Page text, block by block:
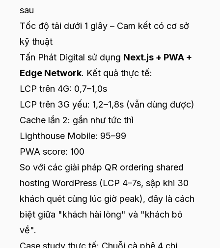
sau
Tốc độ tải dưới 1 giây – Cam kết có cơ sở
kỹ thuật
Tấn Phát Digital sử dụng Next.js + PWA +
Edge Network. Kết quả thực tế:
LCP trên 4G: 0,7–1,0s
LCP trên 3G yếu: 1,2–1,8s (vẫn dùng được)
Cache lần 2: gần như tức thì
Lighthouse Mobile: 95–99
PWA score: 100
So với các giải pháp QR ordering shared
hosting WordPress (LCP 4–7s, sập khi 30
khách quét cùng lúc giờ peak), đây là cách
biệt giữa "khách hài lòng" và "khách bỏ
về".
Case study thực tế: Chuỗi cà phê 4 chi